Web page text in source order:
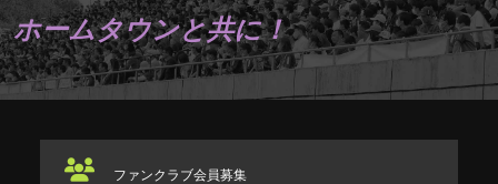
ホームタウンと共に！
ファンクラブ会員募集